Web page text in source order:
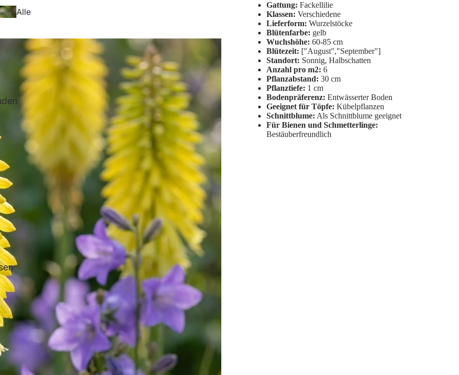
Freesi
Fritillar
le
Alle
Frühjahr
Anemo
Begon
Gattung: Fackellilie
Klassen: Verschiedene
Lieferform: Wurzelstöcke
Blütenfarbe: gelb
Wuchshöhe: 60-85 cm
Blütezeit: ["August","September"]
Standort: Sonnig, Halbschatten
Anzahl pro m2: 6
Pflanzabstand: 30 cm
Pflanztiefe: 1 cm
Bodenpräferenz: Entwässerter Boden
Geeignet für Töpfe: Kübelpflanzen
Schnittblume: Als Schnittblume geeignet
Für Bienen und Schmetterlinge:
Bestäuberfreundlich